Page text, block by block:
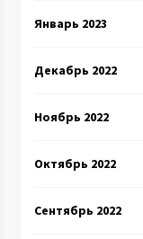
Январь 2023
Декабрь 2022
Ноябрь 2022
Октябрь 2022
Сентябрь 2022